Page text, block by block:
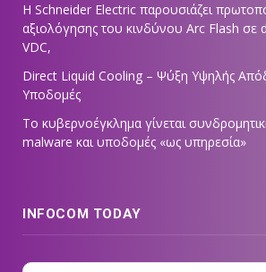
Η Schneider Electric παρουσιάζει
αξιολόγησης του κινδύνου Arc Flash σε
VDC,
Direct Liquid Cooling – Ψύξη Υψηλής
Υποδομές
Το κυβερνοέγκλημα γίνεται
malware και υποδομές «ως υπηρεσία»
INFOCOM TODAY